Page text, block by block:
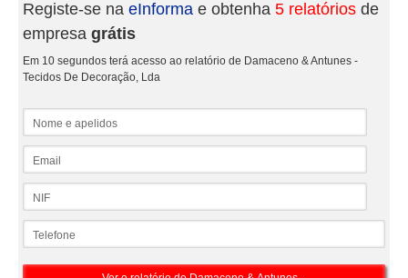
Registe-se na eInforma e obtenha 5 relatórios de
empresa grátis
Em 10 segundos terá acesso ao relatório de Damaceno & Antunes -
Tecidos De Decoração, Lda